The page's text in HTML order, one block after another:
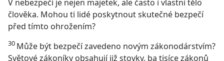
V nebezpečí je nejen majetek, ale často i vlastní tělo
člověka. Mohou ti lidé poskytnout skutečné bezpečí
před tímto ohrožením?
30 Může být bezpečí zavedeno novým zákonodárstvím?
Světové zákoníky obsahují již stovky, ba tisíce zákonů